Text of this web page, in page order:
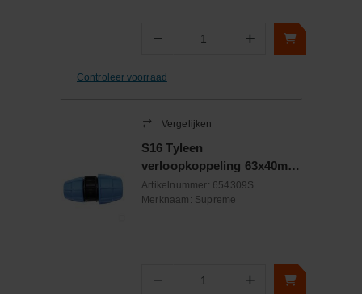
− Aantal +
Controleer voorraad
Vergelijken
S16 Tyleen
verloopkoppeling 63x40mm
PP
Artikelnummer: 654309S
Merknaam: Supreme
− Aantal +